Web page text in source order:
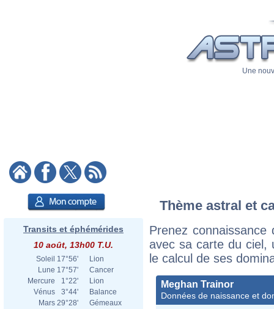
Une
Transits et éphémérides
10 août, 13h00 T.U.
Soleil 17°56'
Lion
Lune 17°57'
Cancer
Mercure
1°22'
Lion
Vénus
3°44'
Balance
Mars 29°28'
Gémeaux
Thème astral et
Prenez
avec sa carte du ciel,
le calcul de ses
Meghan Trainor
Données de naissance et